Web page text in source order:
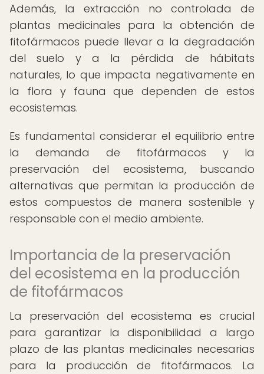
Además, la extracción no controlada de
plantas medicinales para la obtención de
fitofármacos puede llevar a la degradación
del suelo y a la pérdida de hábitats
naturales, lo que impacta negativamente en
la flora y fauna que dependen de estos
ecosistemas.
Es fundamental considerar el equilibrio entre
la demanda de fitofármacos y la
preservación del ecosistema, buscando
alternativas que permitan la producción de
estos compuestos de manera sostenible y
responsable con el medio ambiente.
Importancia de la preservación
del ecosistema en la producción
de fitofármacos
La preservación del ecosistema es crucial
para garantizar la disponibilidad a largo
plazo de las plantas medicinales necesarias
para la producción de fitofármacos. La